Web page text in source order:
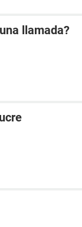
llamada?